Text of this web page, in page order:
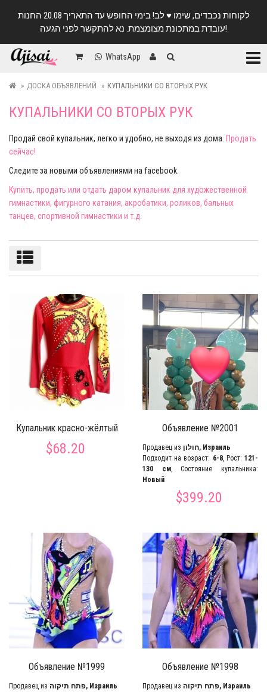
לקוחות נכבדים, שימו ♥️ לב! בימי החופש עד התאריך 20.08 החנות
עובדת במתכונת מצומצמת. נא להתקשר לפני הגעה!
WhatsApp
ДОСКА ОБЪЯВЛЕНИЙ КУПАЛЬНИКИ СО ВТОРЫХ РУК
КУПАЛЬНИКИ СО ВТОРЫХ РУК
Продай свой купальник, легко и удобно, не выходя из дома. Продать
сейчас!
Следите за новыми объявлениями на facebook.
Купить, продать или отдать даром купальник для художественной
гимнастики, фигурного катания, акробатики, роликов, бальных
танцев, спортивной гимнастики и т.д.
Сортировка/фильтры
Купальник красно-жёлтый
$68.20
Объявление №2001
Продавец из
חולון, Израиль
Подходит на возраст: 6-8, Рост:121-
130 см, Состояние купальника:
Новый
$399.20
Объявление №1999
Продавец из
פתח תיקוה, Израиль
Объявление №1998
Продавец из
פתח תיקוה, Израиль